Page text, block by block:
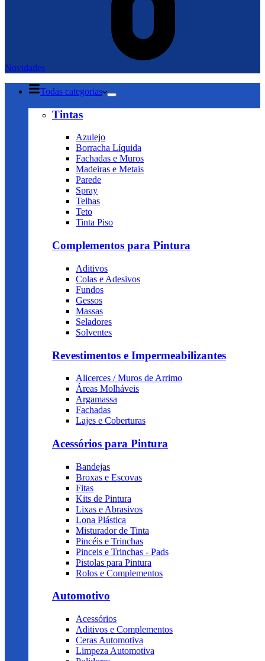
Novidades
Todas categorias
Tintas
Azulejo
Borracha Líquida
Fachadas e Muros
Madeiras e Metais
Parede
Spray
Telhas
Teto
Tinta Piso
Complementos para Pintura
Aditivos
Colas e Adesivos
Fundos
Gessos
Massas
Seladores
Solventes
Revestimentos e Impermeabilizantes
Alicerces / Muros de Arrimo
Áreas Molháveis
Argamassa
Fachadas
Lajes e Coberturas
Acessórios para Pintura
Bandejas
Broxas e Escovas
Fitas
Kits de Pintura
Lixas e Abrasivos
Lona Plástica
Misturador de Tinta
Pincéis e Trinchas
Pinceis e Trinchas - Pads
Pistolas para Pintura
Rolos e Complementos
Automotivo
Acessórios
Aditivos e Complementos
Ceras Automotiva
Limpeza Automotiva